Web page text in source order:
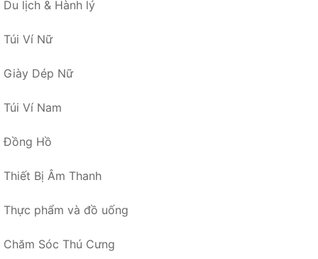
Du lịch & Hành lý
Túi Ví Nữ
Giày Dép Nữ
Túi Ví Nam
Đồng Hồ
Thiết Bị Âm Thanh
Thực phẩm và đồ uống
Chăm Sóc Thú Cưng